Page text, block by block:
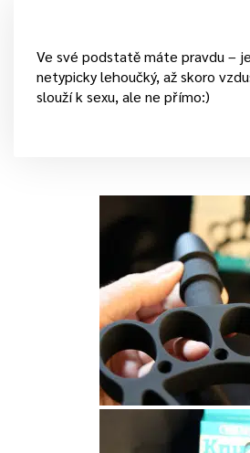
Ve své podstatě máte pravdu –
netypicky lehoučký, až skoro
slouží k sexu, ale ne přímo:)